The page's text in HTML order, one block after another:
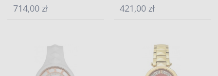
714,00 zł 421,00 zł